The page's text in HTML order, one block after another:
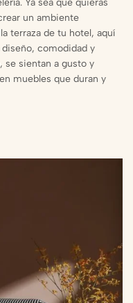
Ya sea que quieras
un ambiente
terraza de tu hotel, aquí
comodidad y
se sientan a gusto y
muebles que duran y